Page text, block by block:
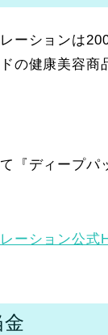
ーションは
の健康美容商
『ディープパ
ーション公式
金